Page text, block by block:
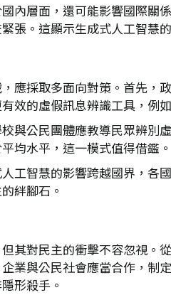
內層面，還可能影響國際關
張。這顯示生成式人工智慧
應採取多面向對策。首先
效的虛假訊息辨識工具，例
與公民團體應教導民眾辨別
均水平，這一模式值得借鑑。
工智慧的影響跨越國界，
絆腳石。
其對民主的衝擊不容忽視
業與公民社會應當合作，
形殺手。